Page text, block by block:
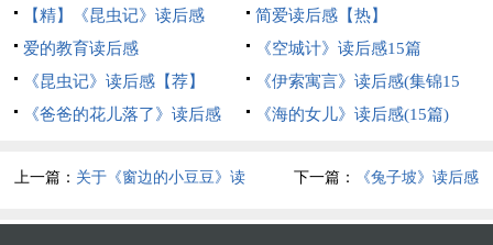
【精】《昆虫记》读后感
简爱读后感【热】
爱的教育读后感
《空城计》读后感15篇
《昆虫记》读后感【荐】
《伊索寓言》读后感(集锦15
篇)
《爸爸的花儿落了》读后感 《海的女儿》读后感(15篇)
上一篇： 关于《窗边的小豆豆》读
下一篇： 《兔子坡》读后感